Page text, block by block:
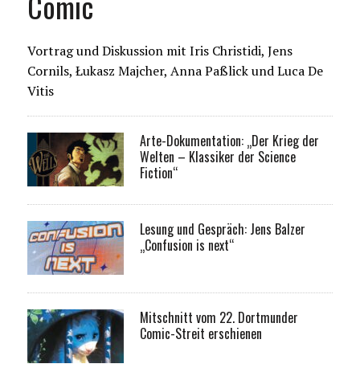
Vortrag und Diskussion mit Iris Christidi, Jens
Cornils, Łukasz Majcher, Anna Paßlick und Luca De
Vitis
Arte-Dokumentation: „Der Krieg der
Welten – Klassiker der Science
Fiction“
Lesung und Gespräch: Jens Balzer
„Confusion is next“
Mitschnitt vom 22. Dortmunder
Comic-Streit erschienen